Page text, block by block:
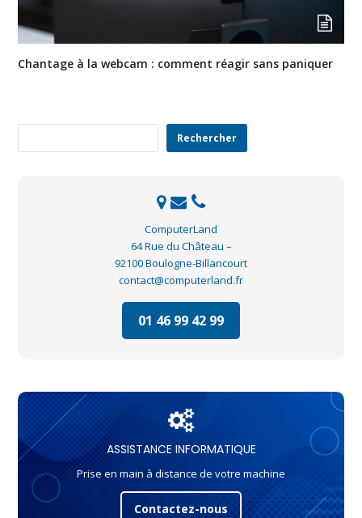
Chantage à la webcam : comment réagir sans paniquer
Rechercher
ComputerLand
64 Rue du Château –
92100 Boulogne-Billancourt
contact@computerland.fr
01 46 99 42 99
ASSISTANCE INFORMATIQUE
Prise en main à distance de votre machine
Contactez-nous